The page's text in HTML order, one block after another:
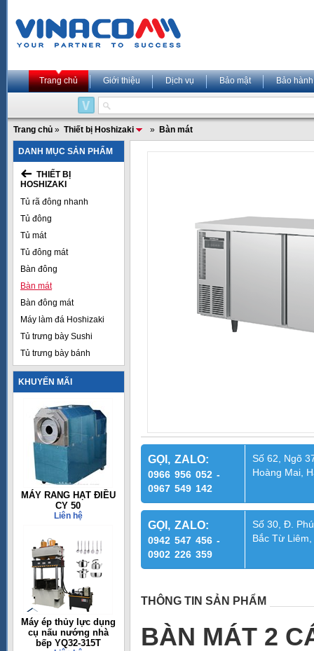
Trang chủ Giới thiệu Dịch vụ Bảo mật Bảo hành
Trang chủ » Thiết bị Hoshizaki » Bàn mát
DANH MỤC SẢN PHẨM
THIẾT BỊ
HOSHIZAKI
Tủ rã đông nhanh
Tủ đông
Tủ mát
Tủ đông mát
Bàn đông
Bàn mát
Bàn đông mát
Máy làm đá Hoshizaki
Tủ trưng bày Sushi
Tủ trưng bày bánh
KHUYẾN MÃI
MÁY RANG HẠT ĐIỀU
CY 50
Liên hệ
Máy ép thủy lực dụng
cụ nấu nướng nhà
bếp YQ32-315T
GỌI, ZALO:
0966 956 052 -
0967 549 142
Số 62, Ngõ
Hoàng Mai,
GỌI, ZALO:
0942 547 456 -
0902 226 359
Số 30, Đ.
Bắc Từ
THÔNG TIN SẢN PHẨM
BÀN MÁT 2